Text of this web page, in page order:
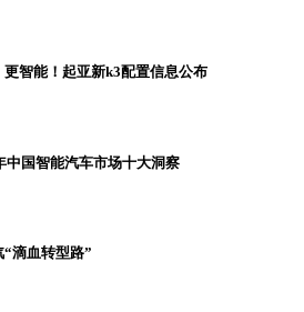
智能！起亚新k3配置信息公布
中国智能汽车市场十大洞察
滴血转型路”